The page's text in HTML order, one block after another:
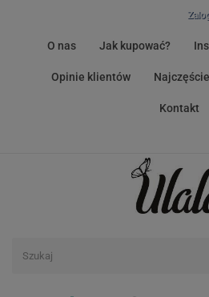
O nas Jak kupować?
Opinie klientów
Kontakt